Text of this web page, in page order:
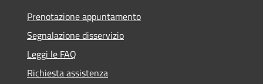
Prenotazione appuntamento
Segnalazione disservizio
Leggi le FAQ
Richiesta assistenza